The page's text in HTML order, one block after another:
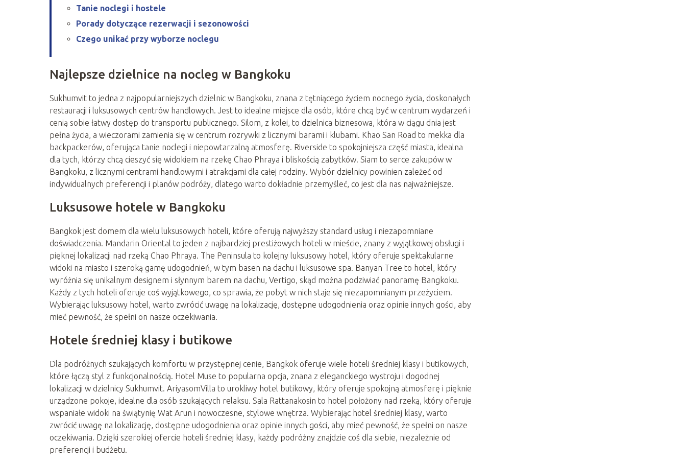
Tanie noclegi i hostele
Porady dotyczące rezerwacji i sezonowości
Czego unikać przy wyborze noclegu
Najlepsze dzielnice na nocleg w Bangkoku
Sukhumvit to jedna z najpopularniejszych dzielnic w Bangkoku, znana z tętniącego życiem nocnego życia, doskonałych
restauracji i luksusowych centrów handlowych. Jest to idealne miejsce dla osób, które chcą być w centrum wydarzeń i
cenią sobie łatwy dostęp do transportu publicznego. Silom, z kolei, to dzielnica biznesowa, która w ciągu dnia jest
pełna życia, a wieczorami zamienia się w centrum rozrywki z licznymi barami i klubami. Khao San Road to mekka dla
backpackerów, oferująca tanie noclegi i niepowtarzalną atmosferę. Riverside to spokojniejsza część miasta, idealna
dla tych, którzy chcą cieszyć się widokiem na rzekę Chao Phraya i bliskością zabytków. Siam to serce zakupów w
Bangkoku, z licznymi centrami handlowymi i atrakcjami dla całej rodziny. Wybór dzielnicy powinien zależeć od
indywidualnych preferencji i planów podróży, dlatego warto dokładnie przemyśleć, co jest dla nas najważniejsze.
Luksusowe hotele w Bangkoku
Bangkok jest domem dla wielu luksusowych hoteli, które oferują najwyższy standard usług i niezapomniane
doświadczenia. Mandarin Oriental to jeden z najbardziej prestiżowych hoteli w mieście, znany z wyjątkowej obsługi i
pięknej lokalizacji nad rzeką Chao Phraya. The Peninsula to kolejny luksusowy hotel, który oferuje spektakularne
widoki na miasto i szeroką gamę udogodnień, w tym basen na dachu i luksusowe spa. Banyan Tree to hotel, który
wyróżnia się unikalnym designem i słynnym barem na dachu, Vertigo, skąd można podziwiać panoramę Bangkoku.
Każdy z tych hoteli oferuje coś wyjątkowego, co sprawia, że pobyt w nich staje się niezapomnianym przeżyciem.
Wybierając luksusowy hotel, warto zwrócić uwagę na lokalizację, dostępne udogodnienia oraz opinie innych gości, aby
mieć pewność, że spełni on nasze oczekiwania.
Hotele średniej klasy i butikowe
Dla podróżnych szukających komfortu w przystępnej cenie, Bangkok oferuje wiele hoteli średniej klasy i butikowych,
które łączą styl z funkcjonalnością. Hotel Muse to popularna opcja, znana z eleganckiego wystroju i dogodnej
lokalizacji w dzielnicy Sukhumvit. AriyasomVilla to urokliwy hotel butikowy, który oferuje spokojną atmosferę i pięknie
urządzone pokoje, idealne dla osób szukających relaksu. Sala Rattanakosin to hotel położony nad rzeką, który oferuje
wspaniałe widoki na świątynię Wat Arun i nowoczesne, stylowe wnętrza. Wybierając hotel średniej klasy, warto
zwrócić uwagę na lokalizację, dostępne udogodnienia oraz opinie innych gości, aby mieć pewność, że spełni on nasze
oczekiwania. Dzięki szerokiej ofercie hoteli średniej klasy, każdy podróżny znajdzie coś dla siebie, niezależnie od
preferencji i budżetu.